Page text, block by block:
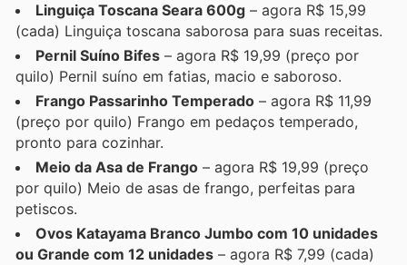
Linguiça Toscana Seara 600g – agora R$ 15,99
(cada) Linguiça toscana saborosa para suas receitas.
Pernil Suíno Bifes – agora R$ 19,99 (preço por
quilo) Pernil suíno em fatias, macio e saboroso.
Frango Passarinho Temperado – agora R$ 11,99
(preço por quilo) Frango em pedaços temperado,
pronto para cozinhar.
Meio da Asa de Frango – agora R$ 19,99 (preço
por quilo) Meio de asas de frango, perfeitas para
petiscos.
Ovos Katayama Branco Jumbo com 10 unidades
ou Grande com 12 unidades – agora R$ 7,99 (cada)